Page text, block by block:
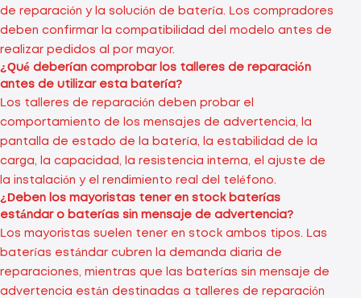
de reparación y la solución de batería. Los compradores
deben confirmar la compatibilidad del modelo antes de
realizar pedidos al por mayor.
¿Qué deberían comprobar los talleres de reparación
antes de utilizar esta batería?
Los talleres de reparación deben probar el
comportamiento de los mensajes de advertencia, la
pantalla de estado de la batería, la estabilidad de la
carga, la capacidad, la resistencia interna, el ajuste de
la instalación y el rendimiento real del teléfono.
¿Deben los mayoristas tener en stock baterías
estándar o baterías sin mensaje de advertencia?
Los mayoristas suelen tener en stock ambos tipos. Las
baterías estándar cubren la demanda diaria de
reparaciones, mientras que las baterías sin mensaje de
advertencia están destinadas a talleres de reparación